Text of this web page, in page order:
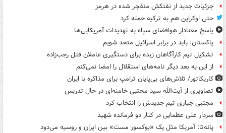
جزئیات جدید از نفتکش منفجر شده در هرمز
حتی اوکراین هم به ترکیه حمله کرد
پاسخ معنادار هوافضای سپاه به تهدیدات آمریکایی‌ها
پاکستان: باید در برابر اسرائیل متحد شویم
تشکیل تیم کارآگاهان زبده برای دستگیری عاملان قتل رجب‌زاده
از این به بعد دیگر نامه‌های استقلال را امضا نمی‌کنم
کاریکاتور/ تلاش‌های بی‌پایان ترامپ برای مذاکره با ایران
تصاویری از آیت‌الله سید مجتبی خامنه‌ای در حال تدریس
مجتبی جباری تیم جدیدش را انتخاب کرد
سردار علی عظمایی در کنار دو فرمانده شهید
پانه‌تا: آمریکا مثل یک «بوکسور مست» بین ایران و روسیه می‌دود